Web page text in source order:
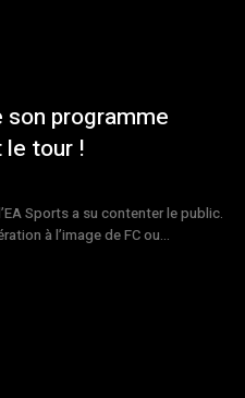
son programme
le tour !
Sports a su contenter le public.
à l’image de FC ou...